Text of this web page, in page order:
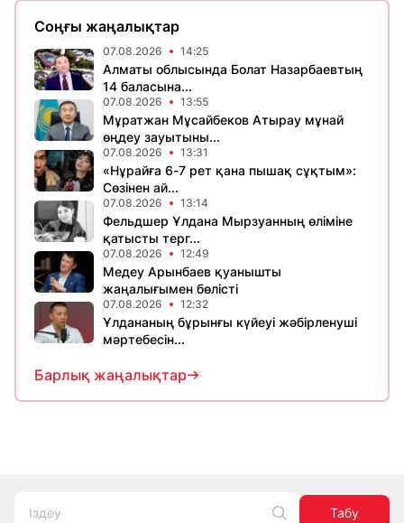
Соңғы жаңалықтар
07.08.2026 14:25
Алматы облысында Болат Назарбаевтың
14 баласына...
07.08.2026 13:55
Мұратжан Мұсайбеков Атырау мұнай
өңдеу зауытыны...
07.08.2026 13:31
«Нұрайға 6-7 рет қана пышақ сұқтым»:
Сөзінен ай...
07.08.2026 13:14
Фельдшер Ұлдана Мырзуанның өліміне
қатысты терг...
07.08.2026 12:49
Медеу Арынбаев қуанышты
жаңалығымен бөлісті
07.08.2026 12:32
Ұлдананың бұрынғы күйеуі жәбірленуші
мәртебесін...
Барлық жаңалықтар
Табу